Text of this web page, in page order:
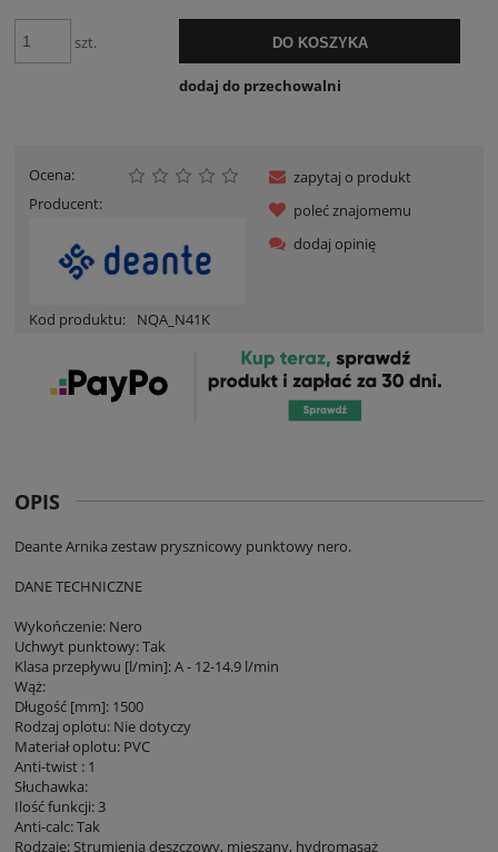
szt. DO KOSZYKA
dodaj do przechowalni
Ocena:
Producent:
Kod produktu: NQA_N41K
zapytaj o produkt
poleć znajomemu
dodaj opinię
OPIS
Deante Arnika zestaw prysznicowy punktowy nero.
DANE TECHNICZNE
Wykończenie: Nero
Uchwyt punktowy: Tak
Klasa przepływu [l/min]: A - 12-14.9 l/min
Wąż:
Długość [mm]: 1500
Rodzaj oplotu: Nie dotyczy
Materiał oplotu: PVC
Anti-twist : 1
Słuchawka:
Ilość funkcji: 3
Anti-calc: Tak
Rodzaje: Strumienia deszczowy, mieszany, hydromasaż